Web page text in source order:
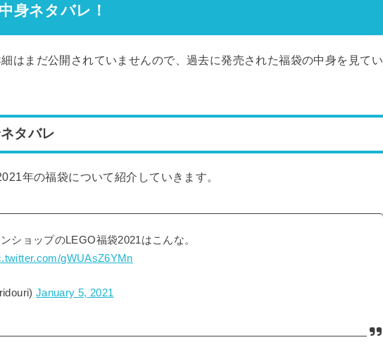
身ネタバレ！
はまだ公開されていませんので、過去に発売された福袋の中身を見てい
タバレ
年の福袋について紹介していきます。
ショップのLEGO福袋2021はこんな。
gWUAsZ6YMn
January 5, 2021